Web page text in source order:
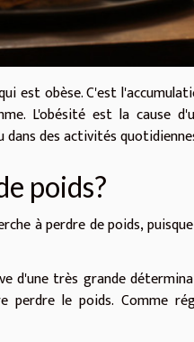
est obèse. C'est
L'obésité est la cause
des activités
poids?
à perdre de poids,
d'une très grande
perdre le poids. Comme